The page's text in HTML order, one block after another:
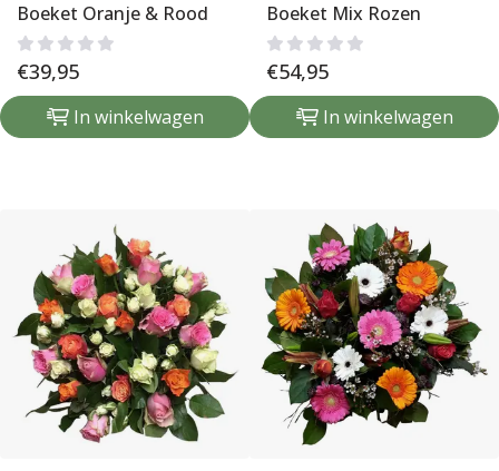
Boeket Oranje & Rood
€39,95
In winkelwagen
Boeket Mix Rozen
€54,95
In winkelwagen